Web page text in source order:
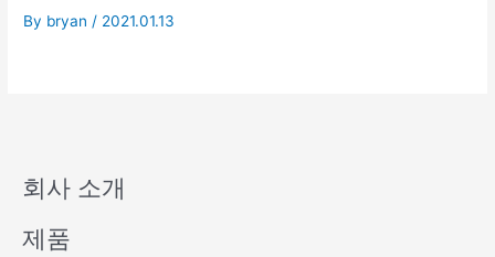
By bryan / 2021.01.13
회사 소개
제품